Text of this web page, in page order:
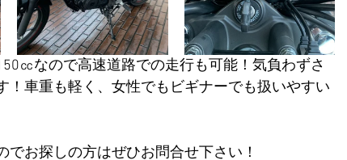
㏄なので高速道路での走行も可能！気負わずさ
！車重も軽く、女性でもビギナーでも扱いやすい
でお探しの方はぜひお問合せ下さい！